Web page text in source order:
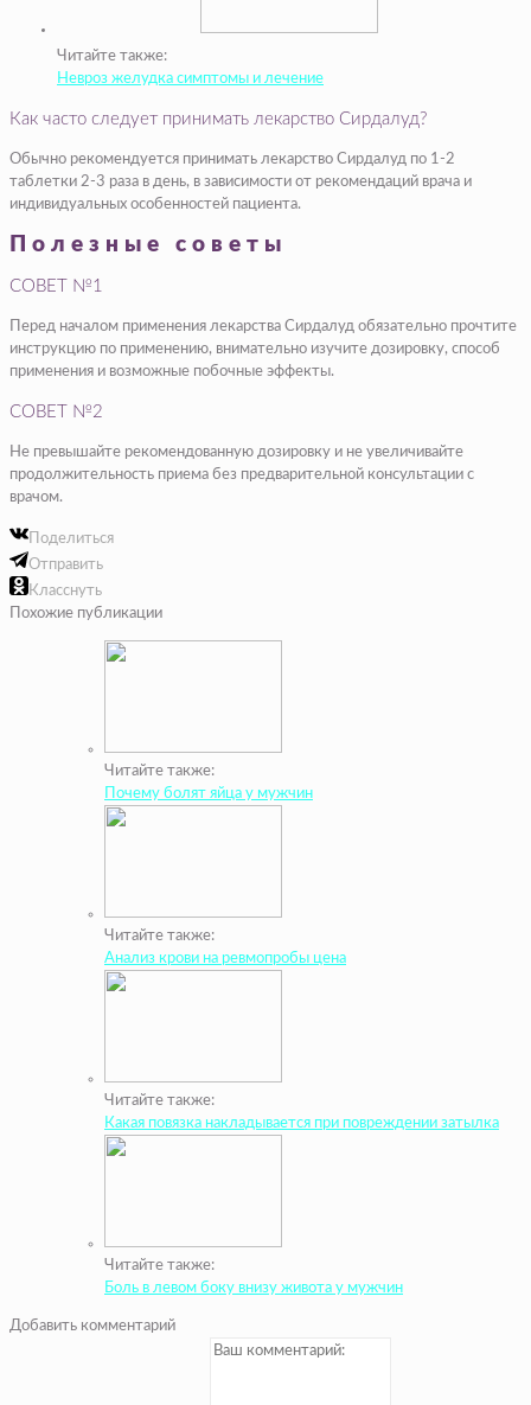
Читайте также:
Невроз желудка симптомы и лечение
Как часто следует принимать лекарство Сирдалуд?
Обычно рекомендуется принимать лекарство Сирдалуд по 1-2
таблетки 2-3 раза в день, в зависимости от рекомендаций врача и
индивидуальных особенностей пациента.
Полезные советы
СОВЕТ №1
Перед началом применения лекарства Сирдалуд обязательно прочтите
инструкцию по применению, внимательно изучите дозировку, способ
применения и возможные побочные эффекты.
СОВЕТ №2
Не превышайте рекомендованную дозировку и не увеличивайте
продолжительность приема без предварительной консультации с
врачом.
Поделиться
Отправить
Класснуть
Похожие публикации
Читайте также:
Почему болят яйца у мужчин
Читайте также:
Анализ крови на ревмопробы цена
Читайте также:
Какая повязка накладывается при повреждении затылка
Читайте также:
Боль в левом боку внизу живота у мужчин
Добавить комментарий